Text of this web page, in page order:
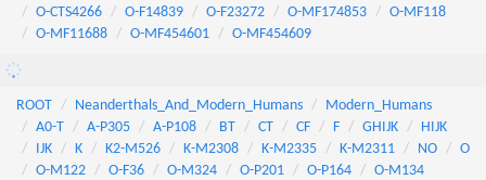
O-CTS4266
O-F14839 O-F23272 O-MF174853
O-MF118
O-MF11688
O-MF454601 O-MF454609
ROOT Neanderthals_And_Modern_Humans
Modern_Humans
A0-T
A-P305 A-P108 BT CT CF F GHIJK
HIJK
IJK
K K2-M526 K-M2308 K-M2335 K-M2311 NO
O
O-M122
O-F36 O-M324 O-P201 O-P164
O-M134